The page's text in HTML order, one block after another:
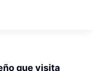
que visita